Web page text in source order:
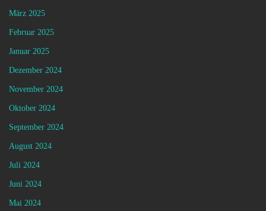
März 2025
Februar 2025
Januar 2025
Dezember 2024
November 2024
Oktober 2024
September 2024
August 2024
Juli 2024
Juni 2024
Mai 2024